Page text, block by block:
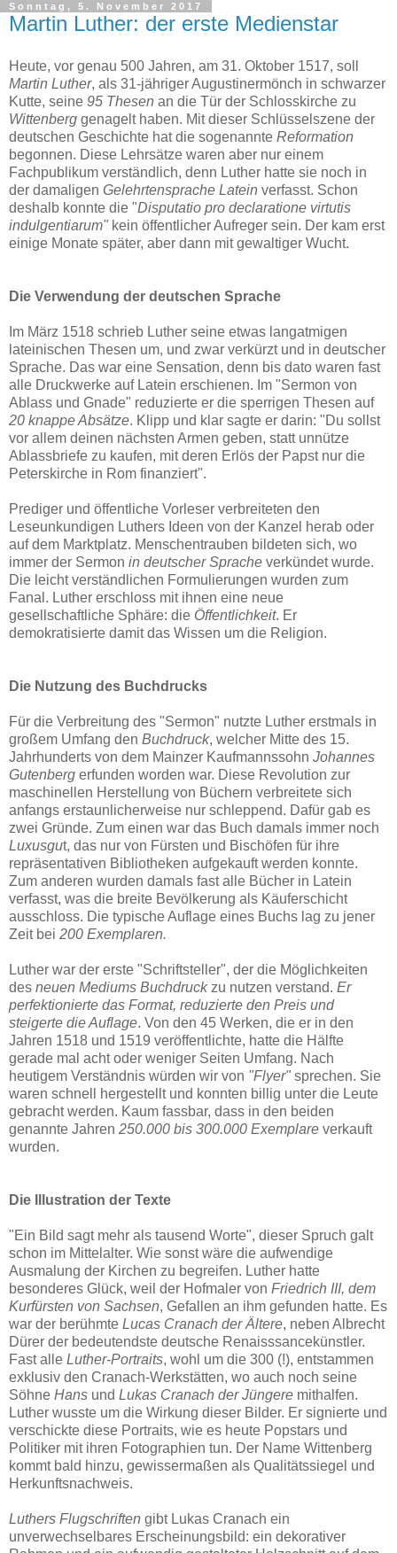
Sonntag, 5. November 2017
Martin Luther: der erste Medienstar
Heute, vor genau 500 Jahren, am 31. Oktober 1517, soll
Martin Luther, als 31-jähriger Augustinermönch in schwarzer
Kutte, seine 95 Thesen an die Tür der Schlosskirche zu
Wittenberg genagelt haben. Mit dieser Schlüsselszene der
deutschen Geschichte hat die sogenannte Reformation
begonnen. Diese Lehrsätze waren aber nur einem
Fachpublikum verständlich, denn Luther hatte sie noch in
der damaligen Gelehrtensprache Latein verfasst. Schon
deshalb konnte die "Disputatio pro declaratione virtutis
indulgentiarum" kein öffentlicher Aufreger sein. Der kam erst
einige Monate später, aber dann mit gewaltiger Wucht.
Die Verwendung der deutschen Sprache
Im März 1518 schrieb Luther seine etwas langatmigen
lateinischen Thesen um, und zwar verkürzt und in deutscher
Sprache. Das war eine Sensation, denn bis dato waren fast
alle Druckwerke auf Latein erschienen. Im "Sermon von
Ablass und Gnade" reduzierte er die sperrigen Thesen auf
20 knappe Absätze. Klipp und klar sagte er darin: "Du sollst
vor allem deinen nächsten Armen geben, statt unnütze
Ablassbriefe zu kaufen, mit deren Erlös der Papst nur die
Peterskirche in Rom finanziert".
Prediger und öffentliche Vorleser verbreiteten den
Leseunkundigen Luthers Ideen von der Kanzel herab oder
auf dem Marktplatz. Menschentrauben bildeten sich, wo
immer der Sermon in deutscher Sprache verkündet wurde.
Die leicht verständlichen Formulierungen wurden zum
Fanal. Luther erschloss mit ihnen eine neue
gesellschaftliche Sphäre: die Öffentlichkeit. Er
demokratisierte damit das Wissen um die Religion.
Die Nutzung des Buchdrucks
Für die Verbreitung des "Sermon" nutzte Luther erstmals in
großem Umfang den Buchdruck, welcher Mitte des 15.
Jahrhunderts von dem Mainzer Kaufmannssohn Johannes
Gutenberg erfunden worden war. Diese Revolution zur
maschinellen Herstellung von Büchern verbreitete sich
anfangs erstaunlicherweise nur schleppend. Dafür gab es
zwei Gründe. Zum einen war das Buch damals immer noch
Luxusgut, das nur von Fürsten und Bischöfen für ihre
repräsentativen Bibliotheken aufgekauft werden konnte.
Zum anderen wurden damals fast alle Bücher in Latein
verfasst, was die breite Bevölkerung als Käuferschicht
ausschloss. Die typische Auflage eines Buchs lag zu jener
Zeit bei 200 Exemplaren.
Luther war der erste "Schriftsteller", der die Möglichkeiten
des neuen Mediums Buchdruckzu nutzen verstand. Er
perfektionierte das Format, reduzierte den Preis und
steigerte die Auflage. Von den 45 Werken, die er in den
Jahren 1518 und 1519 veröffentlichte, hatte die Hälfte
gerade mal acht oder weniger Seiten Umfang. Nach
heutigem Verständnis würden wir von "Flyer" sprechen. Sie
waren schnell hergestellt und konnten billig unter die Leute
gebracht werden. Kaum fassbar, dass in den beiden
genannte Jahren 250.000 bis 300.000 Exemplare verkauft
wurden.
Die Illustration der Texte
"Ein Bild sagt mehr als tausend Worte", dieser Spruch galt
schon im Mittelalter. Wie sonst wäre die aufwendige
Ausmalung der Kirchen zu begreifen. Luther hatte
besonderes Glück, weil der Hofmaler von Friedrich III, dem
Kurfürsten von Sachsen, Gefallen an ihm gefunden hatte. Es
war der berühmte Lucas Cranach der Ältere, neben Albrecht
Dürer der bedeutendste deutsche Renaisssancekünstler.
Fast alle Luther-Portraits, wohl um die 300 (!), entstammen
exklusiv den Cranach-Werkstätten, wo auch noch seine
Söhne Hans und Lukas Cranach der Jüngere mithalfen.
Luther wusste um die Wirkung dieser Bilder. Er signierte und
verschickte diese Portraits, wie es heute Popstars und
Politiker mit ihren Fotographien tun. Der Name Wittenberg
kommt bald hinzu, gewissermaßen als Qualitätssiegel und
Herkunftsnachweis.
Luthers Flugschriften gibt Lukas Cranach ein
unverwechselbares Erscheinungsbild: ein dekorativer